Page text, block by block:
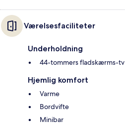
Værelsesfaciliteter
Underholdning
44-tommers fladskærms-tv
Hjemlig komfort
Varme
Bordvifte
Minibar